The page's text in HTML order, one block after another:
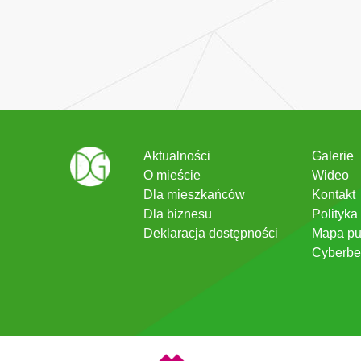
Aktualności
O mieście
Dla mieszkańców
Dla biznesu
Deklaracja dostępności
Galerie
Wideo
Kontakt
Mapa